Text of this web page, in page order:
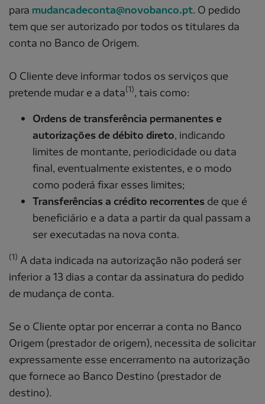
para mudancadeconta@novobanco.pt. O pedido
tem que ser autorizado por todos os titulares da
conta no Banco de Origem.
O Cliente deve informar todos os serviços que
pretende mudar e a data(1), tais como:
Ordens de transferência permanentes e
autorizações de débito direto, indicando
limites de montante, periodicidade ou data
final, eventualmente existentes, e o modo
como poderá fixar esses limites;
Transferências a crédito recorrentes de que é
beneficiário e a data a partir da qual passam a
ser executadas na nova conta.
(1) A data indicada na autorização não poderá ser
inferior a 13 dias a contar da assinatura do pedido
de mudança de conta.
Se o Cliente optar por encerrar a conta no Banco
Origem (prestador de origem), necessita de solicitar
expressamente esse encerramento na autorização
que fornece ao Banco Destino (prestador de
destino).